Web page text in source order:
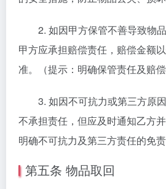
2. 如因甲方保管不善导致物
甲方应承担赔偿责任，赔偿金额
准。（提示：明确保管责任及赔
3. 如因不可抗力或第三方原
不承担责任，但应及时通知乙方
明确不可抗力及第三方责任的免责
第五条 物品取回